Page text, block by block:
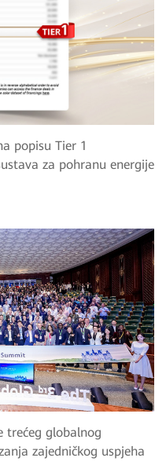
popisu Tier 1
za pohranu energije
trećeg globalnog
zajedničkog uspjeha